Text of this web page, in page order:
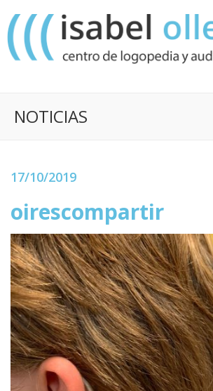
NOTICIAS
17/10/2019
oirescompartir